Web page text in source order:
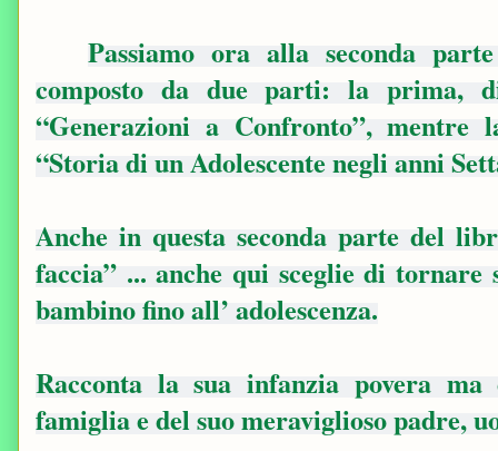
Passiamo ora alla seconda
composto da due parti: la prima,
“Generazioni a Confronto”, mentre
“Storia di un Adolescente negli anni
Anche in questa seconda parte del
faccia” ... anche qui sceglie di tornare
bambino fino all’ adolescenza.
Racconta la sua infanzia povera
famiglia e del suo meraviglioso padre,